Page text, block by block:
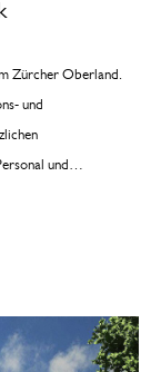
Zürcher Oberland.
und
und…